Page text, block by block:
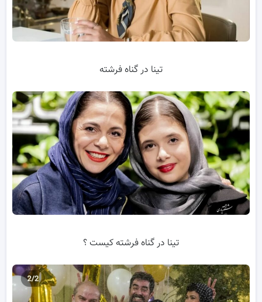
تینا در گناه فرشته
تینا در گناه فرشته کیست ؟